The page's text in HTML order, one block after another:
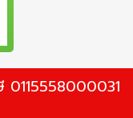
0115558000031